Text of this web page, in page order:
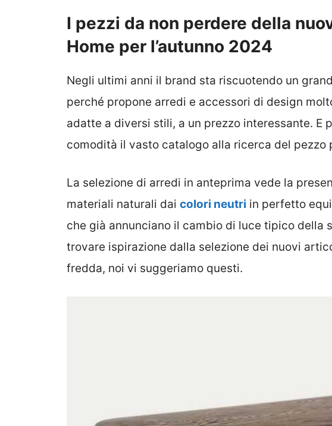
I pezzi da non perdere della
Home per l’autunno 2024
Negli ultimi anni il brand sta riscuotendo un
perché propone arredi e accessori di design
adatte a diversi stili, a un prezzo interessante. E
comodità il vasto catalogo alla ricerca del pezzo
La selezione di arredi in anteprima vede la
materiali naturali dai colori neutri in perfetto
che già annunciano il cambio di luce tipico della
trovare ispirazione dalla selezione dei nuovi
fredda, noi vi suggeriamo questi.